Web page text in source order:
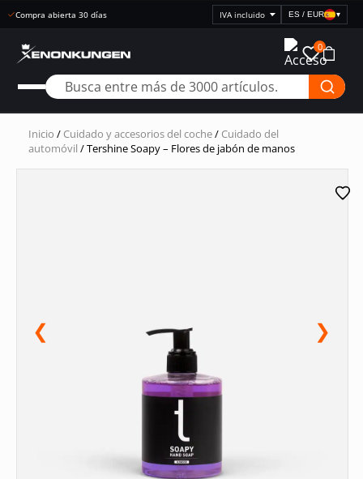
Entrega rápida
Seleccionar
visualización
precios
ES / EUR ▾
0
Inicio / Cuidado y accesorios del coche/ Cuidado del
automóvil / Tershine Soapy – Flores de jabón de manos
❮ ❯